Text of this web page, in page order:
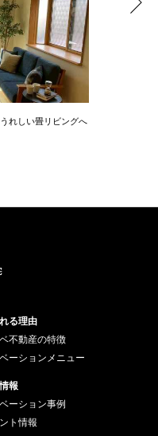
れしい畳リビングへ
る理由
不動産の特徴
ーションメニュー
報
ーション事例
ト情報